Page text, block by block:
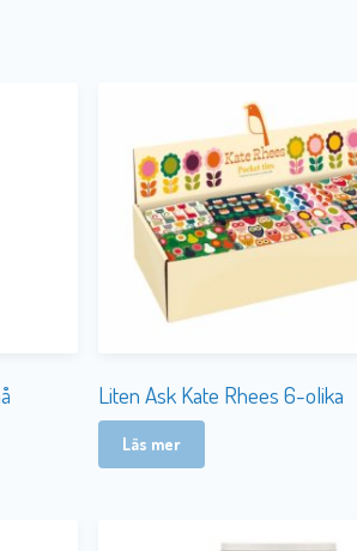
Liten Ask Kate Rhees 6-olika
Läs mer